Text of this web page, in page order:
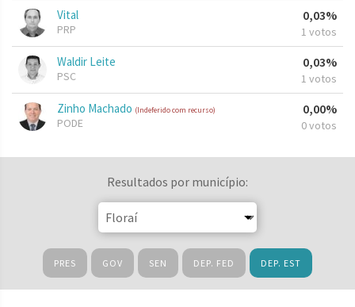
Vital
PRP
0,03%
1 votos
Waldir Leite
PSC
0,03%
1 votos
Zinho Machado (Indeferido com recurso)
PODE
0,00%
0 votos
Resultados por município:
PRES GOV SEN DEP. FED DEP. EST